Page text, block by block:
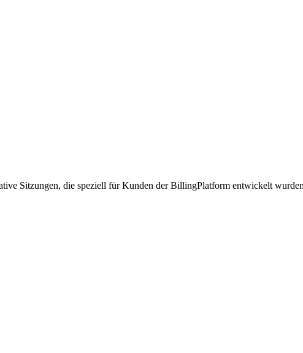
Sitzungen, die speziell für Kunden der BillingPlatform entwickelt